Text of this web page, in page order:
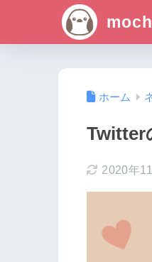
ホーム
Twitter
2020年